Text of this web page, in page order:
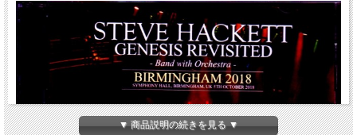
▼ 商品説明の続きを見る ▼